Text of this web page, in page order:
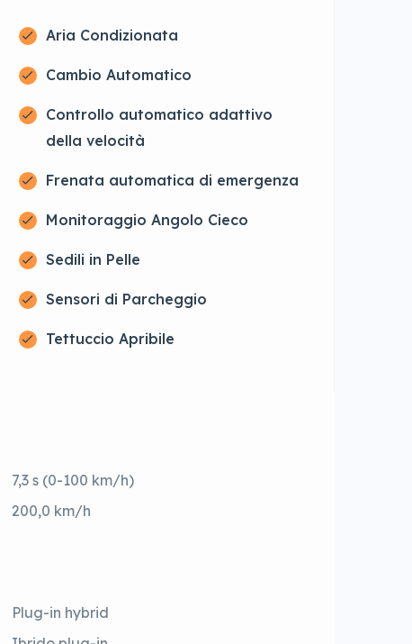
Aria Condizionata
Cambio Automatico
Controllo automatico adattivo
della velocità
Frenata automatica di emergenza
Monitoraggio Angolo Cieco
Sedili in Pelle
Sensori di Parcheggio
Tettuccio Apribile
7,3 s (0-100 km/h)
200,0 km/h
Plug-in hybrid